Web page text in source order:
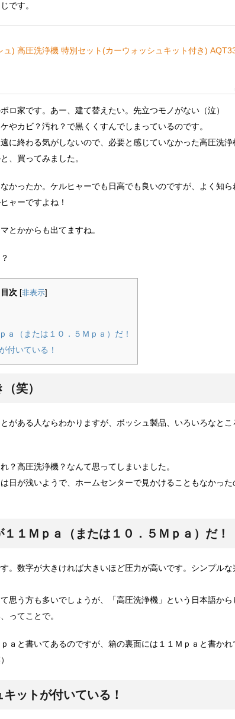
です。
ュ) 高圧洗浄機 特別セット(カーウォッシュキット付き)
ロ家です。あー、建て替えたい。先立つモノがない（泣）
やカビ？汚れ？で黒くくすんでしまっているのです。
に終わる気がしないので、必要と感じていなかった高圧洗浄
、買ってみました。
かったか。ケルヒャーでも日高でも良いのですが、よく知ら
ャーですよね！
とかからも出てますね。
目次 非表示]
ａ（または１０．５Ｍｐａ）だ！
付いている！
笑）
がある人ならわかりますが、ボッシュ製品、いろいろなとこ
？高圧洗浄機？なんて思ってしまいました。
日が浅いようで、ホームセンターで見かけることもなかった
１Ｍｐａ（または１０．５Ｍｐａ）だ！
。数字が大きければ大きいほど圧力が高いです。シンプルな
思う方も多いでしょうが、「高圧洗浄機」という日本語から
ってことで。
ａと書いてあるのですが、箱の裏面には１１Ｍｐａと書かれ
ットが付いている！